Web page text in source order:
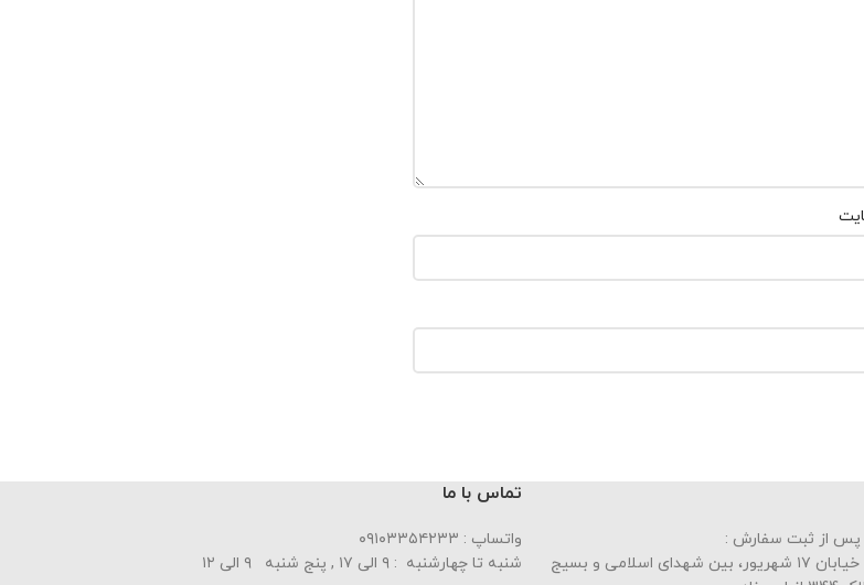
از ثبت سفارش :
تهران، شادآباد، خیابان ١٧ شهریور، بین شهدای اسلامی و بسیج
تماس با ما
واتساپ : ۰۹۱۰۳۳۵۴۲۳۳
شنبه تا چهارشنبه : ۹ الی ۱۷ , پنج شنبه ۹ الی ۱۲